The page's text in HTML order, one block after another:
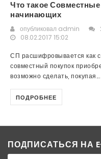
Что такое
начинающих
опубликовал admin
08.02.2017 15:02
СП расшифровывается как
совместный покупок
возможно сделать, покупая...
ПОДРОБНЕЕ
ПОДПИСАТЬСЯ НА